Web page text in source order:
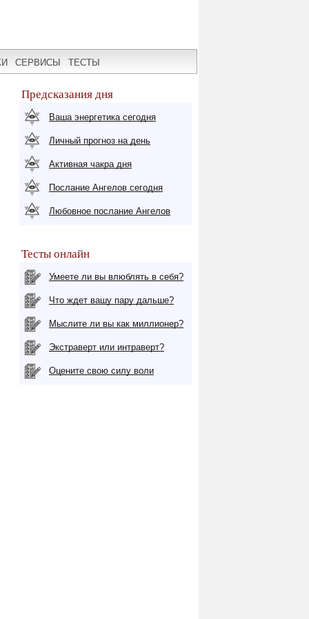
СЕРВИСЫ ТЕСТЫ
Предсказания дня
Ваша энергетика сегодня
Личный прогноз на день
Активная чакра дня
Послание Ангелов сегодня
Любовное послание Ангелов
Тесты онлайн
Умеете ли вы влюблять в себя?
Что ждет вашу пару дальше?
Мыслите ли вы как миллионер?
Экстраверт или интраверт?
Оцените свою силу воли